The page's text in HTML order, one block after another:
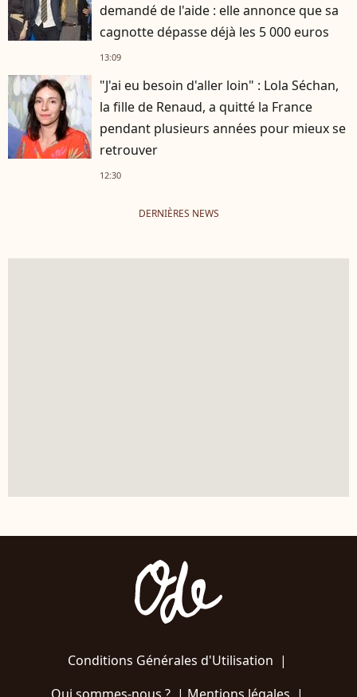
demandé de l'aide : elle annonce que sa
cagnotte dépasse déjà les 5 000 euros
13:09
"J'ai eu besoin d'aller loin" : Lola Séchan,
la fille de Renaud, a quitté la France
pendant plusieurs années pour mieux se
retrouver
12:30
DERNIÈRES NEWS
Conditions Générales d'Utilisation |